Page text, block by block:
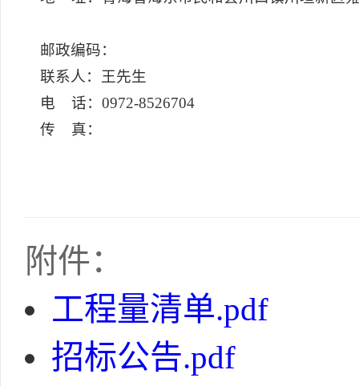
邮政编码：
联系人：王先生
电 话：0972-8526704
传 真：
附件：
工程量清单.pdf
招标公告.pdf